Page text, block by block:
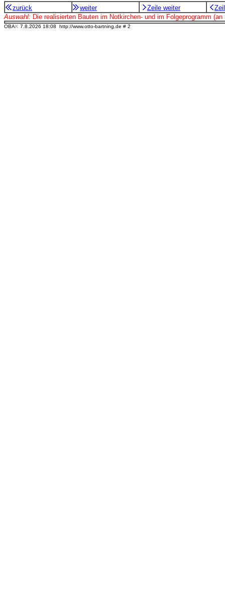
zurück
weiter Zeile weiter
Auswahl: Die realisierten Bauten im Notkirchen- und im Folgeprogramm
OBAK 7.8.2026 18:08 http://www.otto-bartning.de # 2